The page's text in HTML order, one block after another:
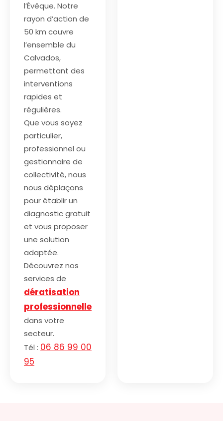
l’Évêque. Notre
rayon d’action de
50 km couvre
l’ensemble du
Calvados,
permettant des
interventions
rapides et
régulières.
Que vous soyez
particulier,
professionnel ou
gestionnaire de
collectivité, nous
nous déplaçons
pour établir un
diagnostic gratuit
et vous proposer
une solution
adaptée.
Découvrez nos
services de
dératisation
professionnelle
dans votre
secteur.
Tél : 06 86 99 00
95